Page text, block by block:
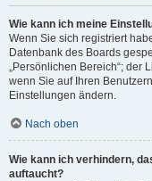
Wie kann ich meine
Wenn Sie sich registriert
Datenbank des Boards
„Persönlichen Bereich“; der
wenn Sie auf Ihren
Einstellungen ändern.
Nach oben
Wie kann ich verhindern,
auftaucht?